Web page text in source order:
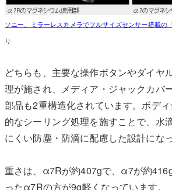
ソニー、ミラーレスカメラでフルサイズセンサー搭載の
り
どちらも、主要な操作ボタンやダイヤ
理が施され、メディア・ジャックカバ
部品も2重構造化されています。ボデ
的なシーリング処理を施すことで、水
にくい防塵・防滴に配慮した設計にな
重さは、α7Rが約407gで、α7が約
ったα7Rの方が9g軽くなっています。